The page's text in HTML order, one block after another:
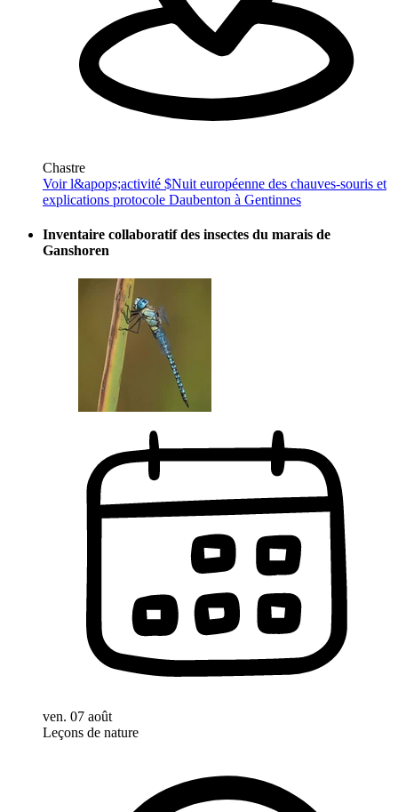
Chastre
Voir l&apops;activité $Nuit européenne des chauves-souris et
explications protocole Daubenton à Gentinnes
Inventaire collaboratif des insectes du marais de
Ganshoren
ven. 07 août
Leçons de nature